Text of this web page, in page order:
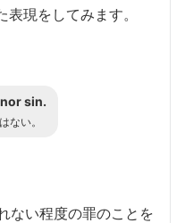
表現をしてみます。
sin.
ない。
ない程度の罪のことを